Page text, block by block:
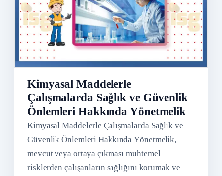
Kimyasal Maddelerle
Çalışmalarda Sağlık ve Güvenlik
Önlemleri Hakkında Yönetmelik
Kimyasal Maddelerle Çalışmalarda Sağlık ve
Güvenlik Önlemleri Hakkında Yönetmelik,
mevcut veya ortaya çıkması muhtemel
risklerden çalışanların sağlığını korumak ve